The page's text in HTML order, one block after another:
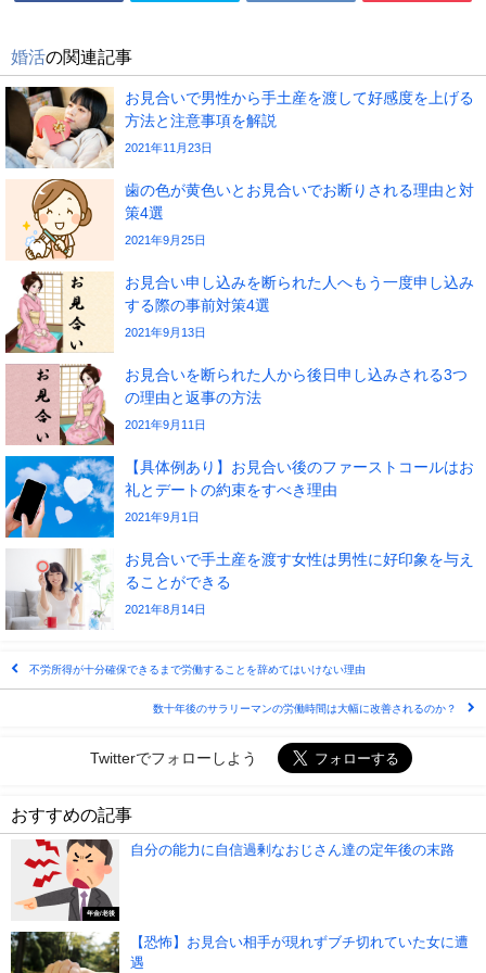
婚活の関連記事
お見合いで男性から手土産を渡して好感度を上げる
方法と注意事項を解説
2021年11月23日
歯の色が黄色いとお見合いでお断りされる理由と対
策4選
2021年9月25日
お見合い申し込みを断られた人へもう一度申し込み
する際の事前対策4選
2021年9月13日
お見合いを断られた人から後日申し込みされる3つ
の理由と返事の方法
2021年9月11日
【具体例あり】お見合い後のファーストコールはお
礼とデートの約束をすべき理由
2021年9月1日
お見合いで手土産を渡す女性は男性に好印象を与え
ることができる
2021年8月14日
不労所得が十分確保できるまで労働することを辞めてはいけない理由
数十年後のサラリーマンの労働時間は大幅に改善されるのか？
Twitterでフォローしよう
おすすめの記事
年金/老後
自分の能力に自信過剰なおじさん達の定年後の末路
【恐怖】お見合い相手が現れずブチ切れていた女に遭
遇